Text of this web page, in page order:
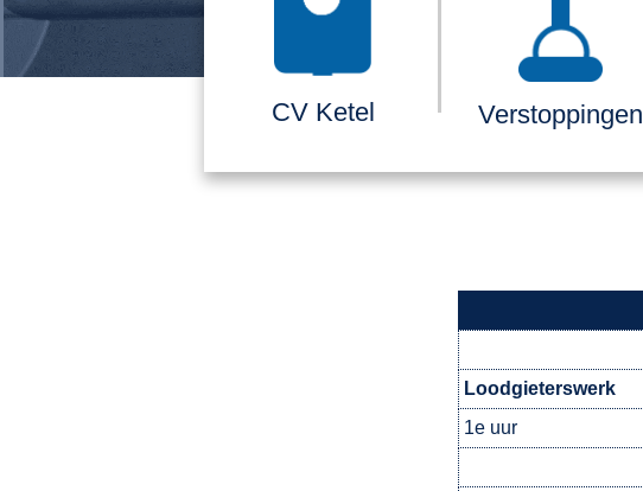
CV Ketel Verstoppingen
Loodgieterswerk
1e uur